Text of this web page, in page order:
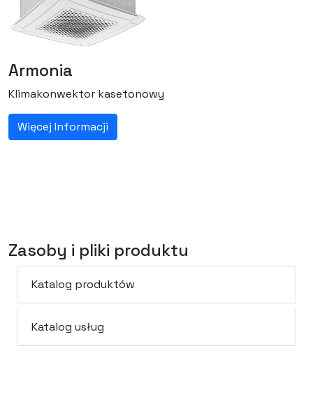
Armonia
Klimakonwektor kasetonowy
Więcej Informacji
Zasoby i pliki produktu
Katalog produktów
Katalog usług